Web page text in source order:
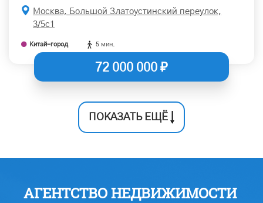
Москва, Большой Златоустинский переулок,
3/5с1
Китай-город 5 мин.
72 000 000 ₽
ПОКАЗАТЬ ЕЩЁ
АГЕНТСТВО НЕДВИЖИМОСТИ